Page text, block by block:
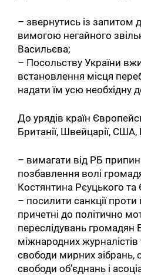
– звернутись із запитом
вимогою негайного
Васильєва;
– Посольству України
встановлення місця
надати їм усю необхідну
До урядів країн
Британії, Швейцарії, США,
– вимагати від РБ
позбавлення волі
Костянтина Рєуцького
– посилити санкції проти
причетні до політично
переслідувань громадян
міжнародних
свободи мирних зібрань,
свободи об’єднань і